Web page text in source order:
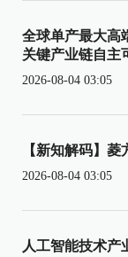
全球单产最大高
关键产业链自主
2026-08-04 03:05
【新知解码】
2026-08-04 03:05
人工智能技术产